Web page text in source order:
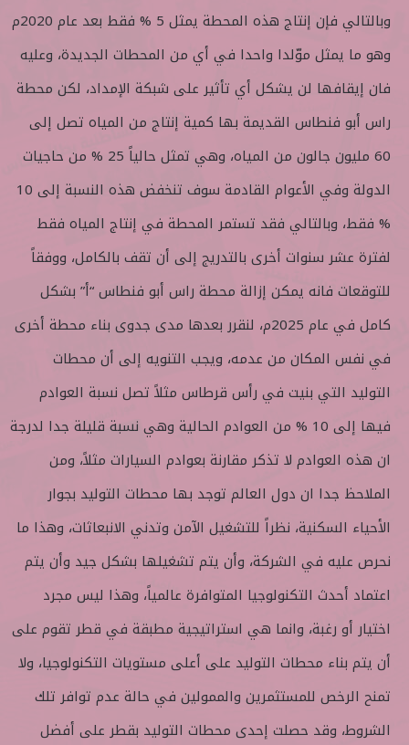
وبالتالي فإن إنتاج هذه المحطة يمثل 5 % فقط بعد عام 2020م
وهو ما يمثل موّلدا واحدا في أي من المحطات الجديدة، وعليه
فان إيقافها لن يشكل أي تأثير على شبكة الإمداد، لكن محطة
راس أبو فنطاس القديمة بها كمية إنتاج من المياه تصل إلى
60 مليون جالون من المياه، وهي تمثل حالياً 25 % من حاجيات
الدولة وفي الأعوام القادمة سوف تنخفض هذه النسبة إلى 10
% فقط، وبالتالي فقد تستمر المحطة في إنتاج المياه فقط
لفترة عشر سنوات أخرى بالتدريج إلى أن تقف بالكامل، ووفقاً
للتوقعات فانه يمكن إزالة محطة راس أبو فنطاس “أ” بشكل
كامل في عام 2025م، لنقرر بعدها مدى جدوى بناء محطة أخرى
في نفس المكان من عدمه، ويجب التنويه إلى أن محطات
التوليد التي بنيت في رأس قرطاس مثلاً تصل نسبة العوادم
فيها إلى 10 % من العوادم الحالية وهي نسبة قليلة جدا لدرجة
ان هذه العوادم لا تذكر مقارنة بعوادم السيارات مثلاً، ومن
الملاحظ جدا ان دول العالم توجد بها محطات التوليد بجوار
الأحياء السكنية، نظراً للتشغيل الآمن وتدني الانبعاثات، وهذا ما
نحرص عليه في الشركة، وأن يتم تشغيلها بشكل جيد وأن يتم
اعتماد أحدث التكنولوجيا المتوافرة عالمياً، وهذا ليس مجرد
اختيار أو رغبة، وانما هي استراتيجية مطبقة في قطر تقوم على
أن يتم بناء محطات التوليد على أعلى مستويات التكنولوجيا، ولا
تمنح الرخص للمستثمرين والممولين في حالة عدم توافر تلك
الشروط، وقد حصلت إحدى محطات التوليد بقطر على أفضل